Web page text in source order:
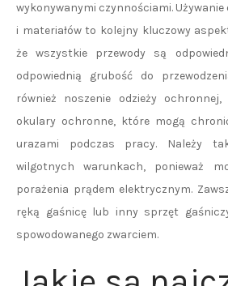
wykonywanymi czynnościami.
i materiałów to kolejny kluczowy
że wszystkie przewody są
odpowiednią grubość do
również noszenie odzieży
okulary ochronne, które mogą
urazami podczas pracy. Należy
wilgotnych warunkach, ponieważ
porażenia prądem elektrycznym.
ręką gaśnicę lub inny sprzęt
spowodowanego zwarciem.